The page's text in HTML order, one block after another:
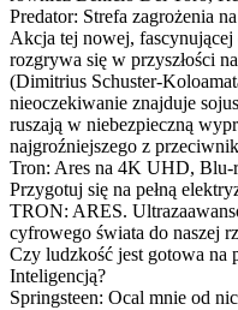
Predator: Strefa zagrożenia
Akcja tej nowej, fascynującej
rozgrywa się w przyszłości
(Dimitrius Schuster-
nieoczekiwanie znajduje
ruszają w niebezpieczną
najgroźniejszego z
Tron: Ares na 4K UHD,
Przygotuj się na pełną
TRON: ARES.
cyfrowego świata do naszej
Czy ludzkość jest gotowa na
Inteligencją?
Springsteen: Ocal mnie od